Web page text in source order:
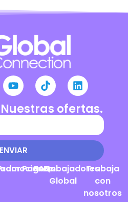
ofertas.
ENVIAR
Pagos
FAQs
Embajadores
Global
Trabaja
con
nosotros